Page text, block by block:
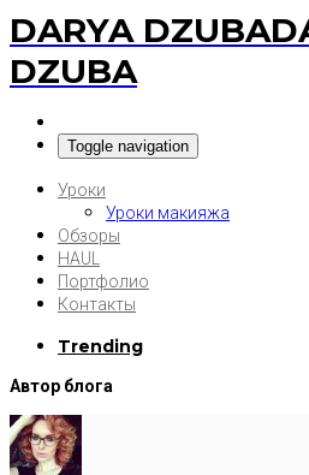
DARYA DZUBA
DZUBA
Toggle navigation
Уроки
Уроки макияжа
Обзоры
HAUL
Портфолио
Контакты
Trending
Автор блога